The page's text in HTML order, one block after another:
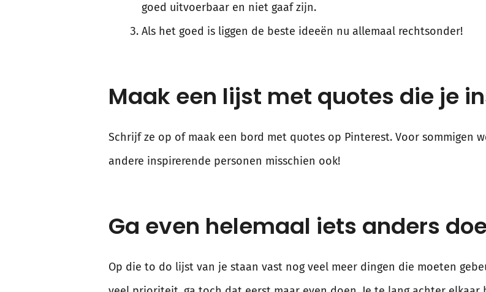
goed uitvoerbaar en niet gaaf zijn.
Als het goed is liggen de beste ideeën nu allemaal rechtsonder!
Maak een lijst met quotes die je
Schrijf ze op of maak een bord met quotes op Pinterest. Voor sommigen
andere inspirerende personen misschien ook!
Ga even helemaal iets anders
Op die to do lijst van je staan vast nog veel meer dingen die moeten